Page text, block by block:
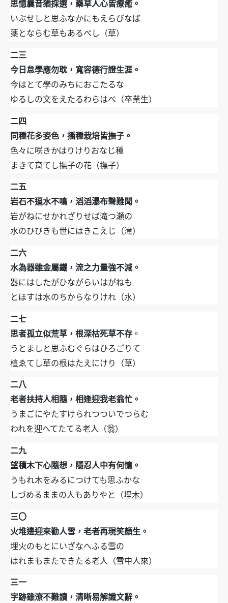
思憶曩昔猶採選，藥草人心皆療癒。
いぶせしと思ふなかにもえらびなば
薬とならむ草もあるべし（草）
二三
今日怠學應勿耽，寬容德行證生涯。
今はとて學のみちにおこたるな
ゆるしの文をえたるわらはべ（卒業生）
二四
同種花多姿色，播種栽培皆撫子。
色々に咲きかはりけりおなじ種
まきて育てし撫子の花（撫子）
二五
岩石不逼水不鳴，滔滔瀑布聲難聞。
岩がねにせかれざりせば滝つ瀬の
水のひびきも世にはきこえじ（滝）
二六
水為器雖金屬鐵，流之力量強不減。
器にはしたがひながらいはがねも
とほすは水のちからなりけれ（水）
二七
思者孤立似荒草，根深枯死草不存 。
うとましと思ふむぐらはひろごりて
植ゑてし草の根はたえにけり（草）
二八
老者扶持人相隨，相逢迎我老翁忙。
うまごにやたすけられつついでつらむ
われを迎へてたてる老人（翁）
二九
望積木下心隨想，隱忍人中有何憶。
うもれ木をみるにつけても思ふかな
しづめるままの人もありやと（埋木）
三〇
火堆邊迎來勸人雪，老者再現笑顏生。
埋火のもとにいざなへふる雪の
はれまもまたできたる老人（雪中人來）
三一
字跡雖潦不難讀，清晰易解識文辭。